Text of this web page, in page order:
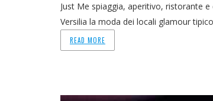
Just Me spiaggia, aperitivo, ristorante
Versilia la moda dei locali glamour
READ MORE